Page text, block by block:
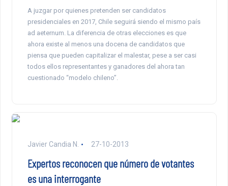
A juzgar por quienes pretenden ser candidatos
presidenciales en 2017, Chile seguirá siendo el mismo país
ad aeternum. La diferencia de otras elecciones es que
ahora existe al menos una docena de candidatos que
piensa que pueden capitalizar el malestar, pese a ser casi
todos ellos representantes y ganadores del ahora tan
cuestionado “modelo chileno”.
Javier Candia N. 27-10-2013
Expertos reconocen que número de votantes
es una interrogante